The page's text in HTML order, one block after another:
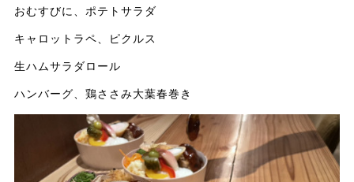
おむすびに、ポテトサラダ
キャロットラペ、ピクルス
生ハムサラダロール
ハンバーグ、鶏ささみ大葉春巻き